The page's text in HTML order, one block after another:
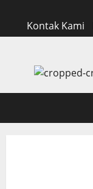
content
Kontak Kami